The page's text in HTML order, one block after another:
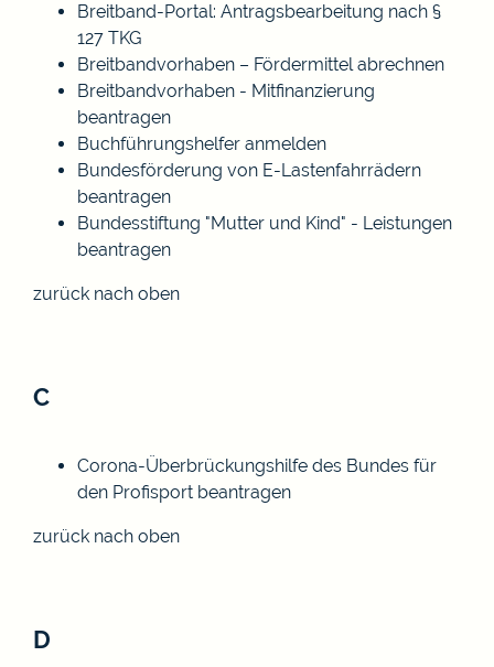
Breitband-Portal: Antragsbearbeitung nach §
127 TKG
Breitbandvorhaben – Fördermittel abrechnen
Breitbandvorhaben - Mitfinanzierung
beantragen
Buchführungshelfer anmelden
Bundesförderung von E-Lastenfahrrädern
beantragen
Bundesstiftung "Mutter und Kind" - Leistungen
beantragen
zurück nach oben
C
Corona-Überbrückungshilfe des Bundes für
den Profisport beantragen
zurück nach oben
D